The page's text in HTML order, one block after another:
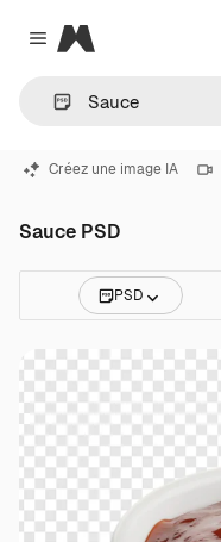
Close menu
Magnific
Créez une image IA
Sauce PSD
PSD